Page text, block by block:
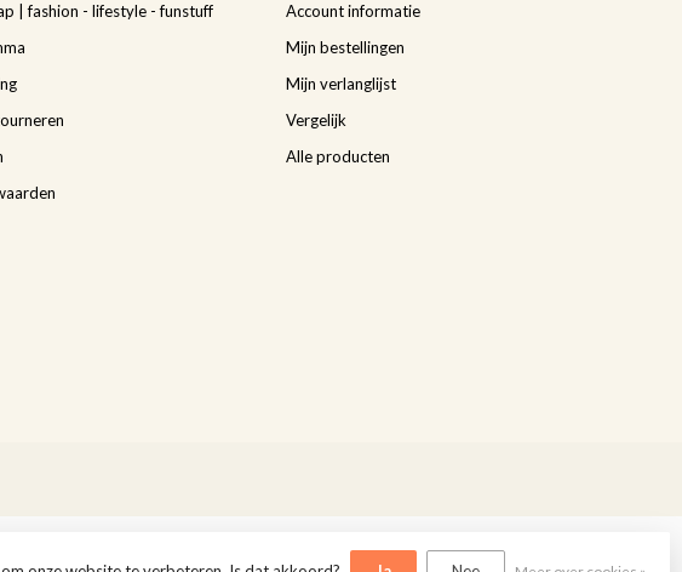
| fashion - lifestyle - funstuff
Account informatie
Mijn bestellingen
Mijn verlanglijst
Vergelijk
Alle producten